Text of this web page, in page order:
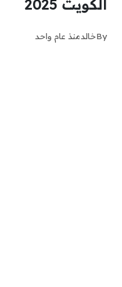
الكويت 2025
Byخالدمنذ عام واحد